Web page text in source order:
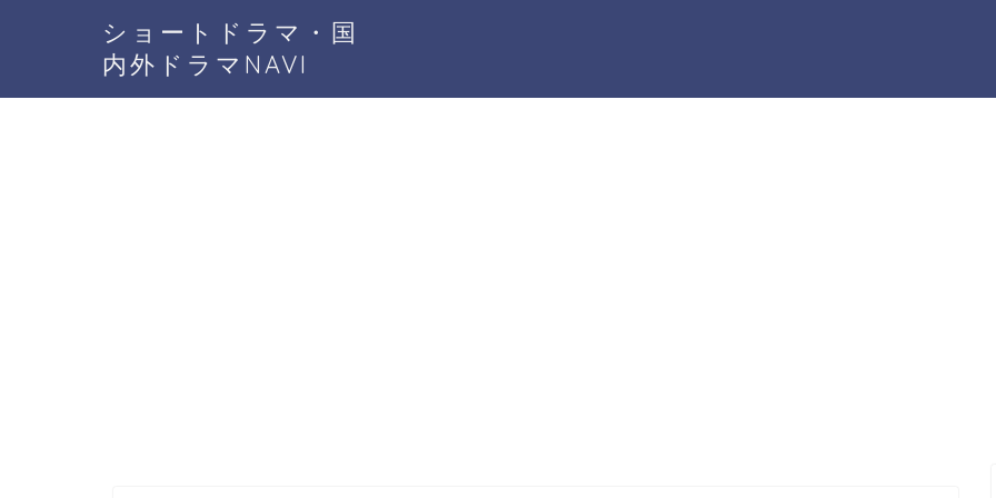
ショートドラマ・国
内外ドラマNAVI